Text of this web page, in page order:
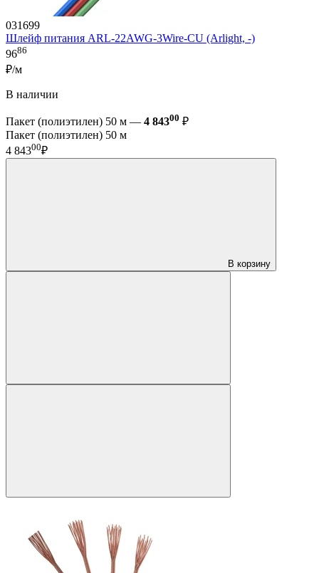
031699
Шлейф питания ARL-22AWG-3Wire-CU (Arlight, -)
9686
₽/м
В наличии
Пакет (полиэтилен) 50 м — 4 84300 ₽
Пакет (полиэтилен) 50 м
4 84300₽
В корзину